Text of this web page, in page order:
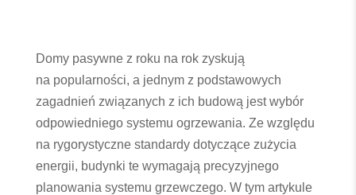
Domy pasywne z roku na rok zyskują
na popularności, a jednym z podstawowych
zagadnień związanych z ich budową jest wybór
odpowiedniego systemu ogrzewania. Ze względu
na rygorystyczne standardy dotyczące zużycia
energii, budynki te wymagają precyzyjnego
planowania systemu grzewczego. W tym artykule